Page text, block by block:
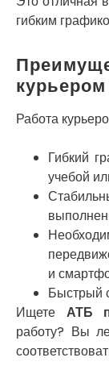
гибким
курьером
Работа
Гибкий
учебой
и
Быстрый
Ищете АТБ
работу? Вы
Покров
Полтава
Путивль
Пятихатки
Раздельная
Рени
Ромны
Ровно
Рудное
Самбор
Счастливое
Шепетовка
Шостка
Шпола
Славута
Славутич